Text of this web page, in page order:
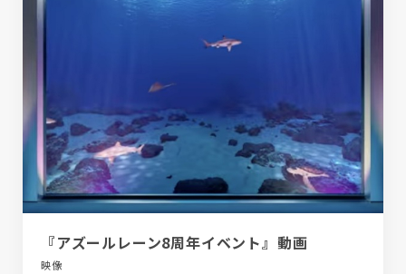
『アズールレーン8周年イベント』動画
映像